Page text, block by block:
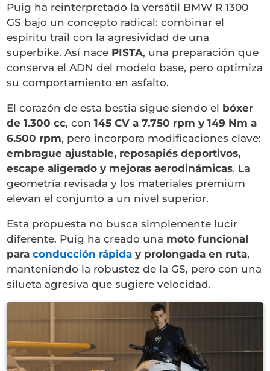
Puig ha reinterpretado la versátil BMW R 1300
GS bajo un concepto radical: combinar el
espíritu trail con la agresividad de una
superbike. Así nace PISTA, una preparación que
conserva el ADN del modelo base, pero optimiza
su comportamiento en asfalto.
El corazón de esta bestia sigue siendo el bóxer
de 1.300 cc, con145 CV a 7.750 rpm y 149 Nm a
6.500 rpm, pero incorpora modificaciones clave:
embrague ajustable, reposapiés deportivos,
escape aligerado y mejoras aerodinámicas. La
geometría revisada y los materiales premium
elevan el conjunto a un nivel superior.
Esta propuesta no busca simplemente lucir
diferente. Puig ha creado una moto funcional
paraconducción rápida y prolongada en ruta,
manteniendo la robustez de la GS, pero con una
silueta agresiva que sugiere velocidad.